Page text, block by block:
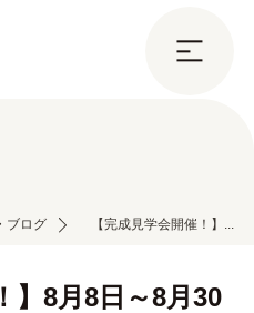
ブログ 【完成見学会開催！】...
】8月8日～8月30